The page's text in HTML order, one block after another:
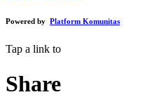
Powered by Platform Komunitas
Tap a link to
Share